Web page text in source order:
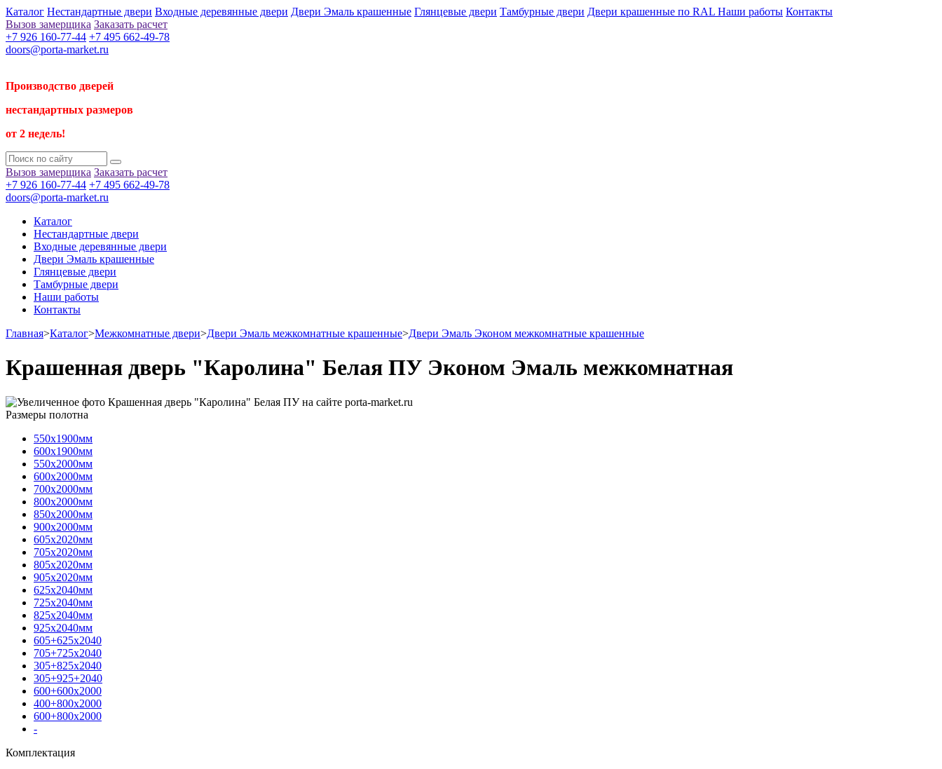
Каталог Нестандартные двери Входные деревянные двери Двери Эмаль крашенные Глянцевые двери Тамбурные двери Двери крашенные по RAL Наши работы Контакты
Вызов замерщика Заказать расчет
+7 926 160-77-44 +7 495 662-49-78
doors@porta-market.ru
Производство дверей
нестандартных размеров
от 2 недель!
Вызов замерщика Заказать расчет
+7 926 160-77-44 +7 495 662-49-78
doors@porta-market.ru
Каталог
Нестандартные двери
Входные деревянные двери
Двери Эмаль крашенные
Глянцевые двери
Тамбурные двери
Наши работы
Контакты
Главная>Каталог>Межкомнатные двери>Двери Эмаль межкомнатные крашенные>Двери Эмаль Эконом межкомнатные крашенные
Крашенная дверь "Каролина" Белая ПУ Эконом Эмаль межкомнатная
Размеры полотна
550х1900мм
600х1900мм
550х2000мм
600х2000мм
700х2000мм
800х2000мм
850х2000мм
900х2000мм
605х2020мм
705х2020мм
805х2020мм
905х2020мм
625х2040мм
725х2040мм
825х2040мм
925х2040мм
605+625х2040
705+725х2040
305+825х2040
305+925+2040
600+600х2000
400+800х2000
600+800х2000
-
Комплектация